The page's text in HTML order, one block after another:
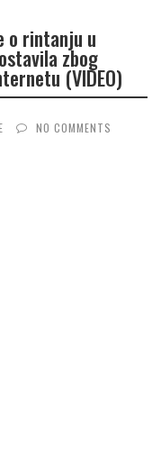
o rintanju u
zbog
(VIDEO)
NO COMMENTS